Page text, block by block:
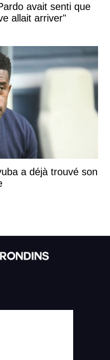
avait senti que
allait arriver"
a déjà trouvé son